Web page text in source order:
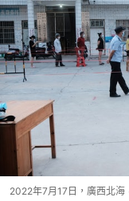
2022年7月17日，廣西北海